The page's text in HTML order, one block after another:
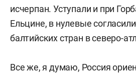
исчерпан. Уступали и при
Ельцине, в нулевые
балтийских стран в северо-
Все же, я думаю, Россия